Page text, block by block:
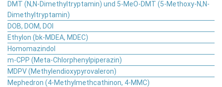
DMT (N,N-Dimethyltryptamin) und 5-MeO-DMT (5-Methoxy-N,N-
Dimethyltryptamin)
DOB, DOM, DOI
Ethylon (bk-MDEA, MDEC)
Homomazindol
m-CPP (Meta-Chlorphenylpiperazin)
MDPV (Methylendioxypyrovaleron)
Mephedron (4-Methylmethcathinon, 4-MMC)